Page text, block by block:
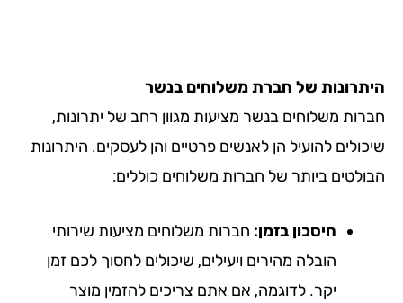
של חברת משלוחים בנשר
משלוחים בנשר מציעות מגוון רחב של יתרונות,
להועיל הן לאנשים פרטיים והן לעסקים. היתרונות
ביותר של חברות משלוחים כוללים:
חיסכון בזמן:חברות משלוחים מציעות שירותי
הובלה מהירים ויעילים, שיכולים לחסוך לכם זמן
יקר. לדוגמה, אם אתם צריכים להזמין מוצר